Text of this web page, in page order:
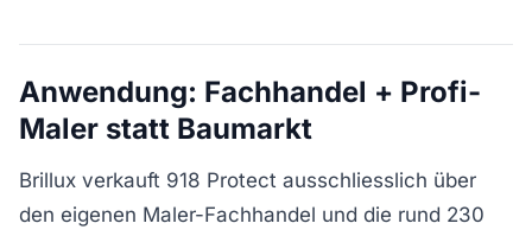
Anwendung: Fachhandel + Profi-
Maler statt Baumarkt
Brillux verkauft 918 Protect ausschliesslich über
den eigenen Maler-Fachhandel und die rund 230